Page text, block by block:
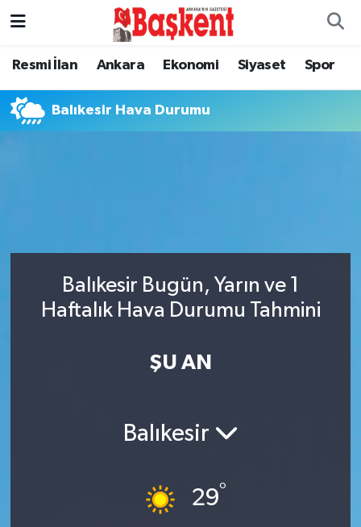
Resmi İlan Ankara Ekonomi Siyaset Spor
Balıkesir Hava Durumu
Balıkesir Bugün, Yarın ve 1
Haftalık Hava Durumu Tahmini
ŞU AN
Balıkesir
29°
Ankara
Asayiş
Genel
Kültür-Sanat
Ankara Nöbetçi Eczaneler
Ankara Hava Durumu
Son Dakika Haberleri